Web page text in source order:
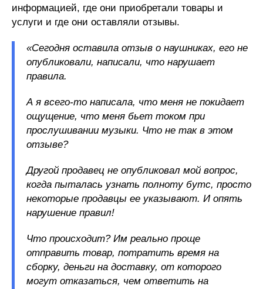
информацией, где они приобретали товары и
услуги и где они оставляли отзывы.
«Сегодня оставила отзыв о наушниках, его не
опубликовали, написали, что нарушает
правила.
А я всего-то написала, что меня не покидает
ощущение, что меня бьет током при
прослушивании музыки. Что не так в этом
отзыве?
Другой продавец не опубликовал мой вопрос,
когда пыталась узнать полноту бутс, просто
некоторые продавцы ее указывают. И опять
нарушение правил!
Что происходит? Им реально проще
отправить товар, потратить время на
сборку, деньги на доставку, от которого
могут отказаться, чем ответить на